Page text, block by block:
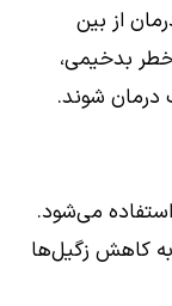
از بین
خطر بدخیمی،
شوند.
می‌شود.
کاهش زگیل‌ها